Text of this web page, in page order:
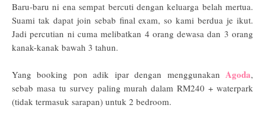
Baru-baru ni ena sempat bercuti dengan keluarga belah mertua.
Suami tak dapat join sebab final exam, so kami berdua je ikut.
Jadi percutian ni cuma melibatkan 4 orang dewasa dan 3 orang
kanak-kanak bawah 3 tahun.
Yang booking pon adik ipar dengan menggunakan Agoda,
sebab masa tu survey paling murah dalam RM240 + waterpark
(tidak termasuk sarapan) untuk 2 bedroom.